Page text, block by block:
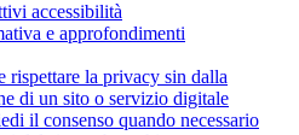
accessibilità
e approfondimenti
rispettare la privacy sin dalla
di un sito o servizio digitale
il consenso quando necessario